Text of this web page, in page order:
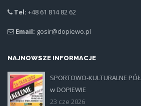
Tel: +48 61 814 82 62
Email: gosir@dopiewo.pl
NAJNOWSZE INFORMACJE
plakat.jpg
SPORTOWO-KULTURALNE
w DOPIEWIE
23 cze 2026